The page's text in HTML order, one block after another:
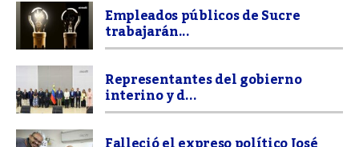
Empleados públicos de Sucre
trabajarán...
Representantes del gobierno
interino y d...